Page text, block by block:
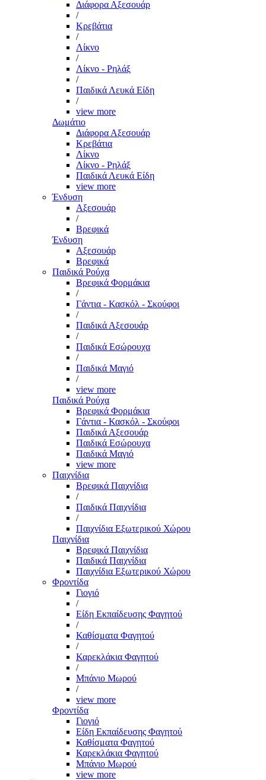
Διάφορα Αξεσουάρ
/
Κρεβάτια
/
Λίκνο
/
Λίκνο - Ρηλάξ
/
Παιδικά Λευκά Είδη
/
view more
Δωμάτιο
Διάφορα Αξεσουάρ
Κρεβάτια
Λίκνο
Λίκνο - Ρηλάξ
Παιδικά Λευκά Είδη
view more
Ένδυση
Αξεσουάρ
/
Βρεφικά
Ένδυση
Αξεσουάρ
Βρεφικά
Παιδικά Ρούχα
Βρεφικά Φορμάκια
/
Γάντια - Κασκόλ - Σκούφοι
/
Παιδικά Αξεσουάρ
/
Παιδικά Εσώρουχα
/
Παιδικά Μαγιό
/
view more
Παιδικά Ρούχα
Βρεφικά Φορμάκια
Γάντια - Κασκόλ - Σκούφοι
Παιδικά Αξεσουάρ
Παιδικά Εσώρουχα
Παιδικά Μαγιό
view more
Παιχνίδια
Βρεφικά Παιχνίδια
/
Παιδικά Παιχνίδια
/
Παιχνίδια Εξωτερικού Χώρου
Παιχνίδια
Βρεφικά Παιχνίδια
Παιδικά Παιχνίδια
Παιχνίδια Εξωτερικού Χώρου
Φροντίδα
Γιογιό
/
Είδη Εκπαίδευσης Φαγητού
/
Καθίσματα Φαγητού
/
Καρεκλάκια Φαγητού
/
Μπάνιο Μωρού
/
view more
Φροντίδα
Γιογιό
Είδη Εκπαίδευσης Φαγητού
Καθίσματα Φαγητού
Καρεκλάκια Φαγητού
Μπάνιο Μωρού
view more